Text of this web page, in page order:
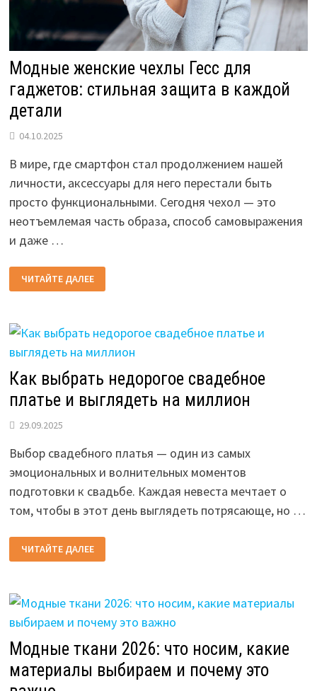
Модные женские чехлы Гесс для
гаджетов: стильная защита в каждой
детали
04.10.2025
В мире, где смартфон стал продолжением нашей
личности, аксессуары для него перестали быть
просто функциональными. Сегодня чехол — это
неотъемлемая часть образа, способ самовыражения
и даже …
МОДНЫЕ
ЖЕНСКИЕ
ЧЕХЛЫ
СТИЛЬНАЯ
В
КАЖДОЙ
ДЕТАЛИ
ЧИТАЙТЕ ДАЛЕЕ
Как выбрать недорогое свадебное
платье и выглядеть на миллион
29.09.2025
Выбор свадебного платья — один из самых
эмоциональных и волнительных моментов
подготовки к свадьбе. Каждая невеста мечтает о
том, чтобы в этот день выглядеть потрясающе, но …
КАК
ВЫБРАТЬ
НЕДОРОГОЕ
ВЫГЛЯДЕТЬ
МИЛЛИОН
ЧИТАЙТЕ ДАЛЕЕ
Модные ткани 2026: что носим, какие
материалы выбираем и почему это